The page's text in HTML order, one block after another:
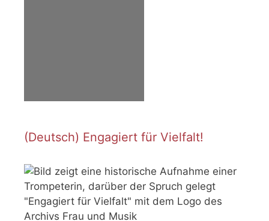
(Deutsch) Engagiert für Vielfalt!